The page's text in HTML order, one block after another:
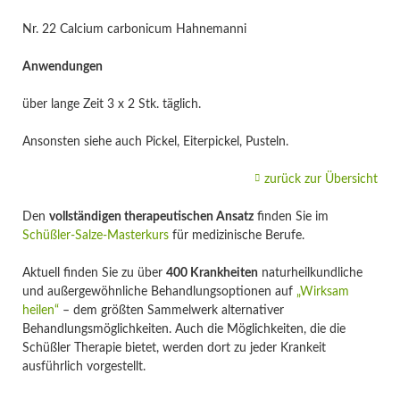
Nr. 22 Calcium carbonicum Hahnemanni
Anwendungen
über lange Zeit 3 x 2 Stk. täglich.
Ansonsten siehe auch Pickel, Eiterpickel, Pusteln.
zurück zur Übersicht
Den vollständigen therapeutischen Ansatzfinden Sie im
Schüßler-Salze-Masterkursfür medizinische Berufe.
Aktuell finden Sie zu über 400 Krankheiten naturheilkundliche
und außergewöhnliche Behandlungsoptionen auf „Wirksam
heilen“– dem größten Sammelwerk alternativer
Behandlungsmöglichkeiten. Auch die Möglichkeiten, die die
Schüßler Therapie bietet, werden dort zu jeder Krankeit
ausführlich vorgestellt.